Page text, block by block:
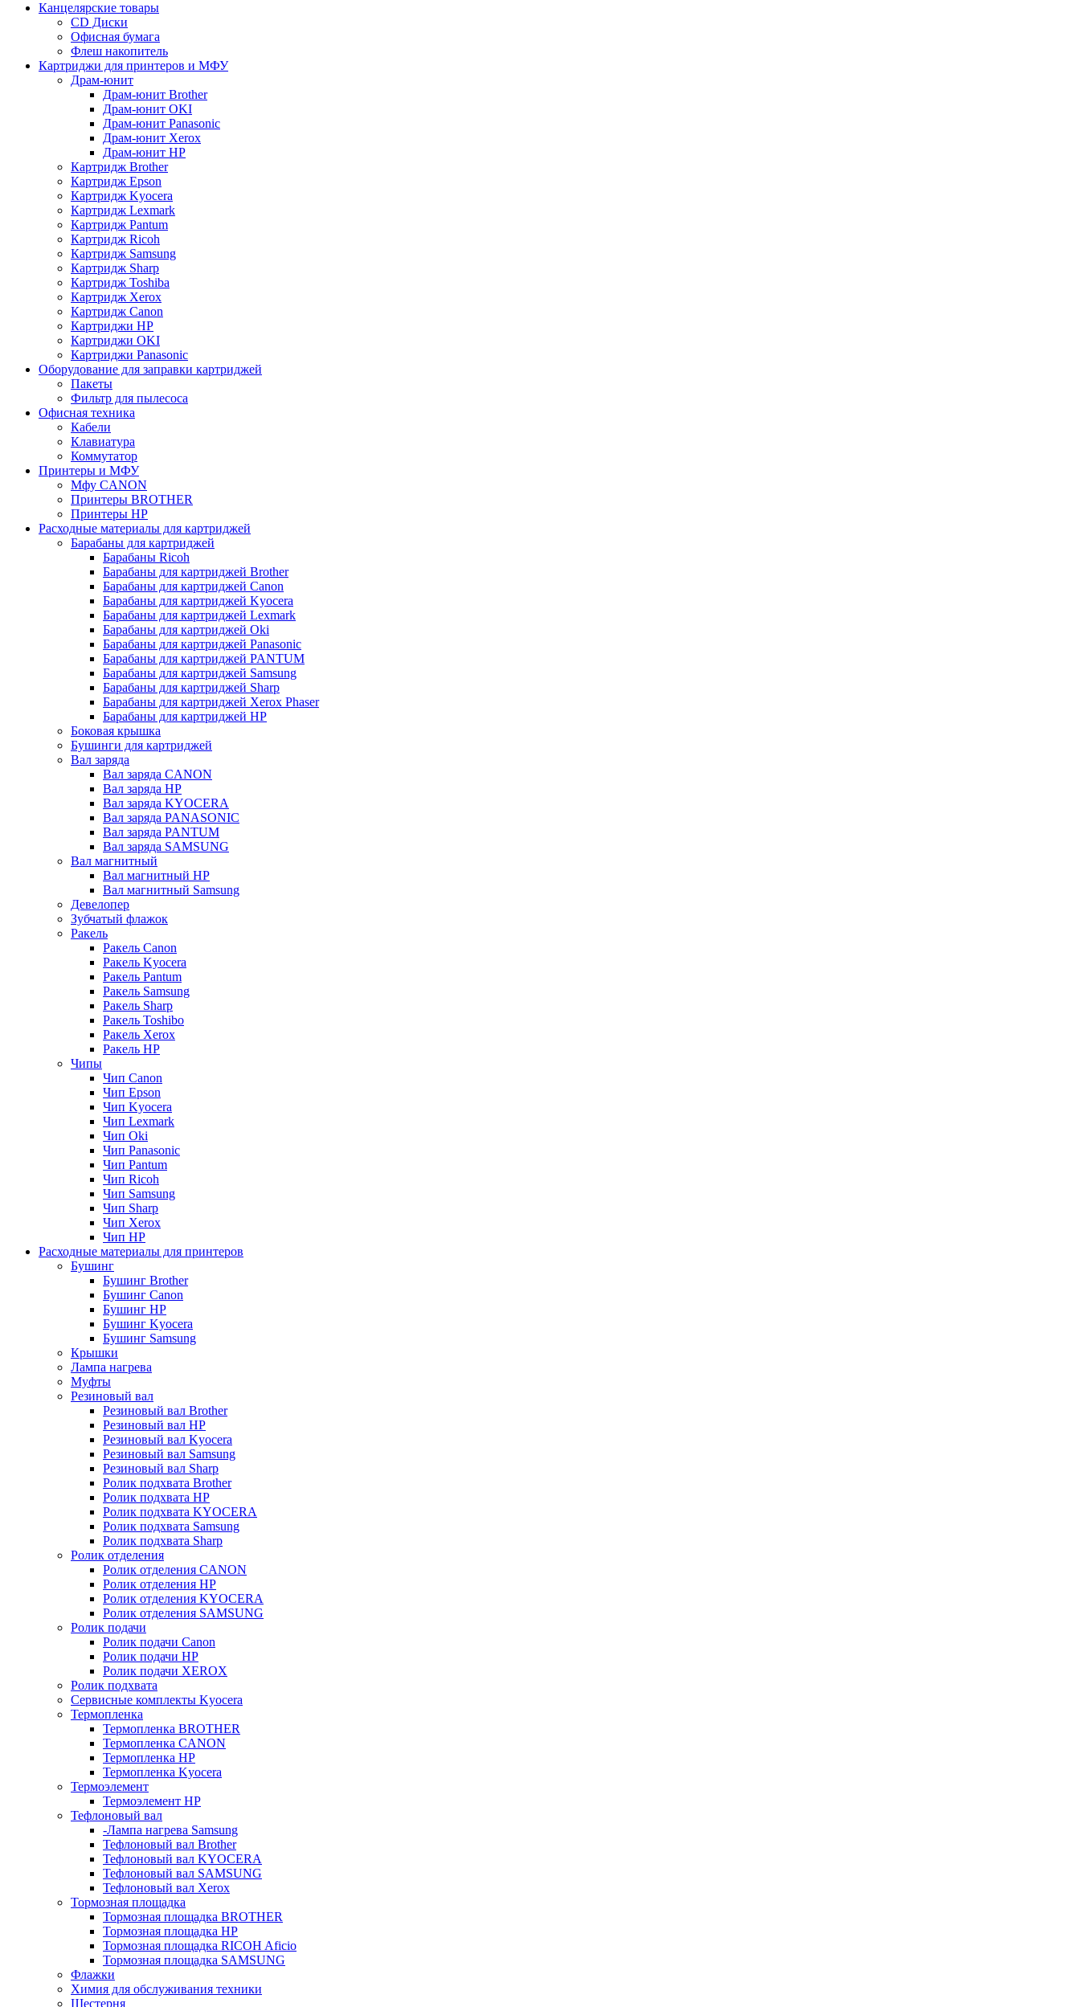
Канцелярские товары
CD Диски
Офисная бумага
Флеш накопитель
Картриджи для принтеров и МФУ
Драм-юнит
Драм-юнит Brother
Драм-юнит OKI
Драм-юнит Panasonic
Драм-юнит Xerox
Драм-юнит НР
Картридж Brother
Картридж Epson
Картридж Kyocera
Картридж Lexmark
Картридж Pantum
Картридж Ricoh
Картридж Samsung
Картридж Sharp
Картридж Toshiba
Картридж Xerox
Картридж Сanon
Картриджи HP
Картриджи OKI
Картриджи Panasonic
Оборудование для заправки картриджей
Пакеты
Фильтр для пылесоса
Офисная техника
Кабели
Клавиатура
Коммутатор
Принтеры и МФУ
Мфу CANON
Принтеры BROTHER
Принтеры HP
Расходные материалы для картриджей
Барабаны для картриджей
Барабаны Ricoh
Барабаны для картриджей Brother
Барабаны для картриджей Canon
Барабаны для картриджей Kyocera
Барабаны для картриджей Lexmark
Барабаны для картриджей Oki
Барабаны для картриджей Panasonic
Барабаны для картриджей PANTUM
Барабаны для картриджей Samsung
Барабаны для картриджей Sharp
Барабаны для картриджей Xerox Phaser
Барабаны для картриджей НР
Боковая крышка
Бушинги для картриджей
Вал заряда
Вал заряда CANON
Вал заряда HP
Вал заряда KYOCERA
Вал заряда PANASONIC
Вал заряда PANTUM
Вал заряда SAMSUNG
Вал магнитный
Вал магнитный HP
Вал магнитный Samsung
Девелопер
Зубчатый флажок
Ракель
Ракель Canon
Ракель Kyocera
Ракель Pantum
Ракель Samsung
Ракель Sharp
Ракель Toshibo
Ракель Xerox
Ракель НР
Чипы
Чип Canon
Чип Epson
Чип Kyocera
Чип Lexmark
Чип Oki
Чип Panasonic
Чип Pantum
Чип Ricoh
Чип Samsung
Чип Sharp
Чип Xerox
Чип НР
Расходные материалы для принтеров
Бушинг
Бушинг Brother
Бушинг Canon
Бушинг HP
Бушинг Kyocera
Бушинг Samsung
Крышки
Лампа нагрева
Муфты
Резиновый вал
Резиновый вал Brother
Резиновый вал HP
Резиновый вал Kyocera
Резиновый вал Samsung
Резиновый вал Sharp
Ролик подхвата Brother
Ролик подхвата HP
Ролик подхвата KYOCERA
Ролик подхвата Samsung
Ролик подхвата Sharp
Ролик отделения
Ролик отделения CANON
Ролик отделения HP
Ролик отделения KYOCERA
Ролик отделения SAMSUNG
Ролик подачи
Ролик подачи Canon
Ролик подачи HP
Ролик подачи XEROX
Ролик подхвата
Сервисные комплекты Kyocera
Термопленка
Термопленка BROTHER
Термопленка CANON
Термопленка HP
Термопленка Kyocera
Термоэлемент
Термоэлемент НР
Тефлоновый вал
-Лампа нагрева Samsung
Тефлоновый вал Brother
Тефлоновый вал KYOCERA
Тефлоновый вал SAMSUNG
Тефлоновый вал Xerox
Тормозная площадка
Тормозная площадка BROTHER
Тормозная площадка HP
Тормозная площадка RICOH Aficio
Тормозная площадка SAMSUNG
Флажки
Химия для обслуживания техники
Шестерня